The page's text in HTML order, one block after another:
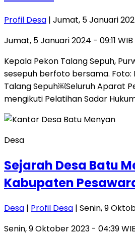
Profil Desa | Jumat, 5 Januari
Jumat, 5 Januari 2024 - 09:11 WIB
Kepala Pekon Talang Sepuh,
sesepuh berfoto bersama. Foto:
Talang Sepuh￼Seluruh Aparat
mengikuti Pelatihan Sadar
Desa
Sejarah Desa Batu
Kabupaten
Desa | Profil Desa | Senin, 9
Senin, 9 Oktober 2023 - 04:39